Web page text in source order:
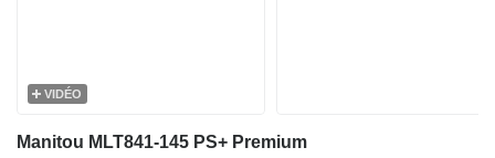
VIDÉO
Manitou MLT841-145 PS+ Premium